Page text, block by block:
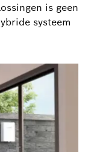
is geen
systeem